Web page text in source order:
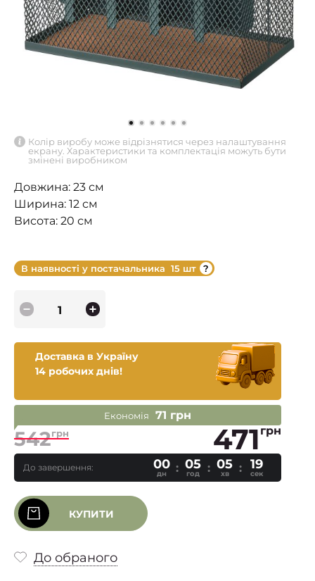
Колір виробу може відрізнятися через налаштування
екрану. Характеристики та комплектація можуть бути
змінені виробником
Довжина: 23 см
Ширина: 12 см
Висота: 20 см
В наявності у постачальника 15 шт
Доставка в Україну
14 робочих днів!
Економія 71 грн
542грн 471 грн
До завершення: 00
дн
05
год
05
хв
18
сек
КУПИТИ
До обраного